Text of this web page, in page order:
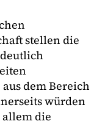
stellen die
dem Bereich
würden
die